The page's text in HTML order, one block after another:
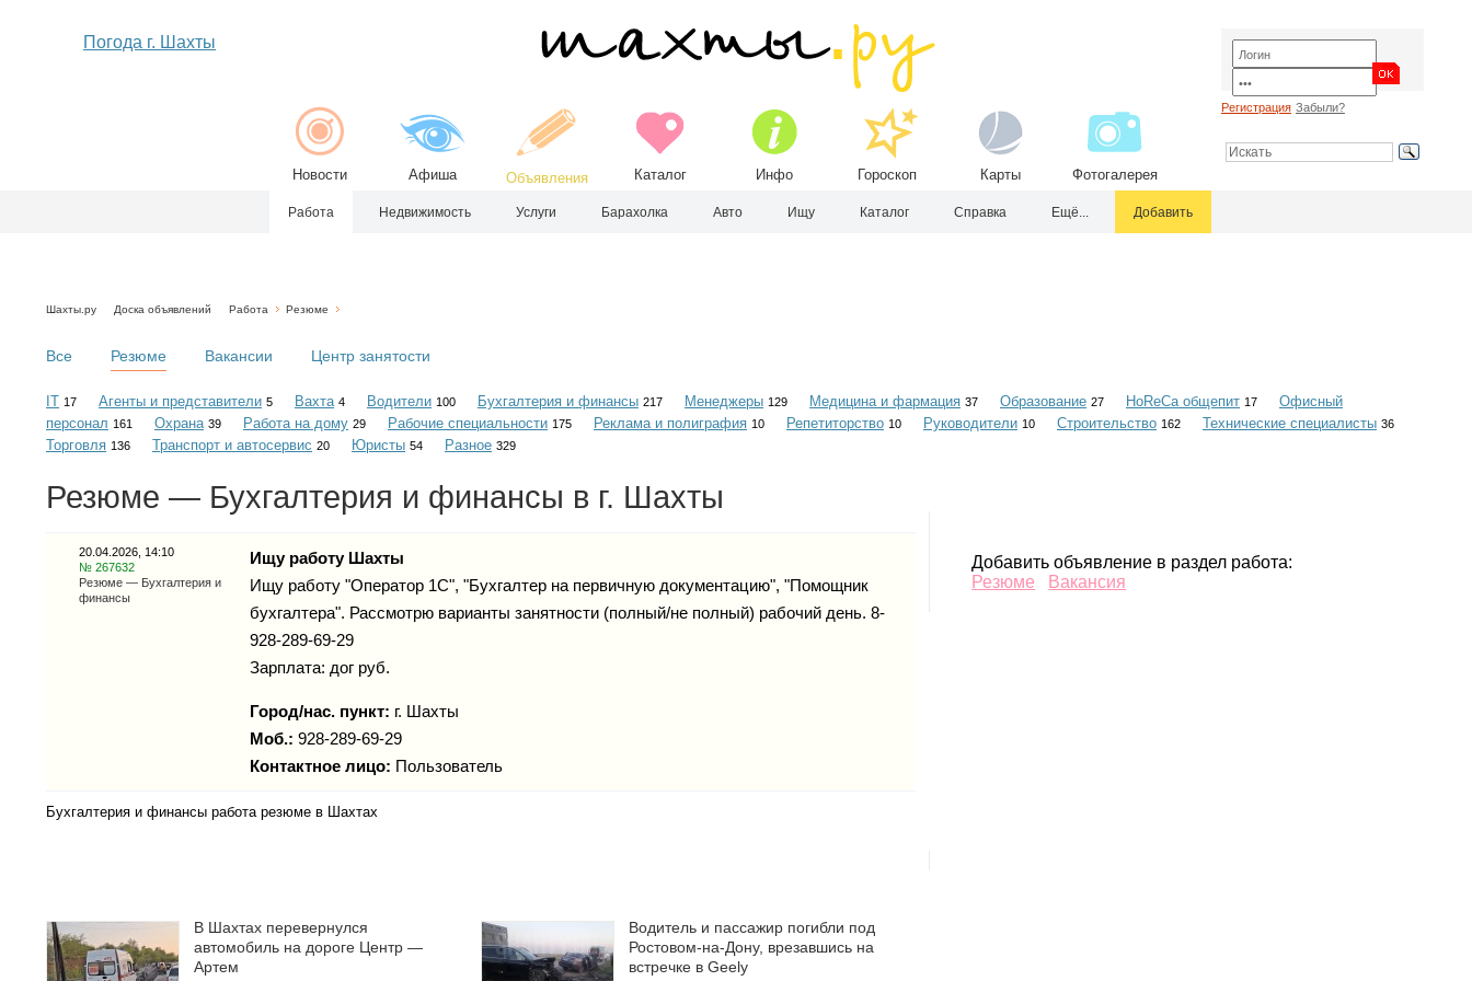
Погода г. Шахты
Новости Афиша Объявления Каталог Инфо Гороскоп Карты Фотогалерея
Регистрация Забыли?
Работа Недвижимость Услуги Барахолка Авто Ищу Каталог Справка Ещё... Добавить
Шахты.ру Доска объявлений Работа Резюме
Все Резюме Вакансии Центр занятости
IT 17 Агенты и представители 5 Вахта 4 Водители 100 Бухгалтерия и финансы 217 Менеджеры 129 Медицина и фармация 37 Образование 27 HoReCa общепит 17
Офисный
персонал 161 Охрана 39 Работа на дому 29 Рабочие специальности 175 Реклама и полиграфия 10 Репетиторство 10 Руководители 10 Строительство 162 Технические специалисты 36
Торговля 136 Транспорт и автосервис 20 Юристы 54 Разное 329
Резюме — Бухгалтерия и финансы в г. Шахты
20.04.2026, 14:10
№ 267632
Резюме — Бухгалтерия и
финансы
Ищу работу Шахты
Ищу работу "Оператор 1С", "Бухгалтер на первичную документацию", "Помощник
бухгалтера". Рассмотрю варианты занятности (полный/не полный) рабочий день. 8-
928-289-69-29
Зарплата: дог руб.
Город/нас. пункт: г. Шахты
Моб.: 928-289-69-29
Контактное лицо: Пользователь
Бухгалтерия и финансы работа резюме в Шахтах
Добавить объявление в раздел работа:
Резюме
Вакансия
В Шахтах перевернулся
автомобиль на дороге Центр —
Артем
Водитель и пассажир погибли под
Ростовом-на-Дону, врезавшись на
встречке в Geely